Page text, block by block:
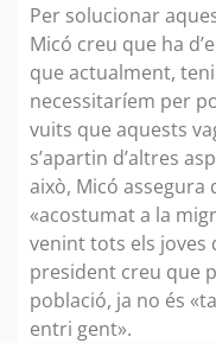
Per solucionar
Micó creu que ha
que actualment,
necessitaríem per
vuits que aquests
s’apartin d’altres
això, Micó assegura
«acostumat a la
venint tots els joves
president creu que
població, ja no és
entri gent».